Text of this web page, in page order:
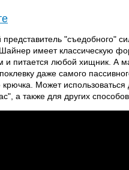
"съедобного"
имеет классическую
питается любой хищник. А
даже самого
Может использоваться
а также для других